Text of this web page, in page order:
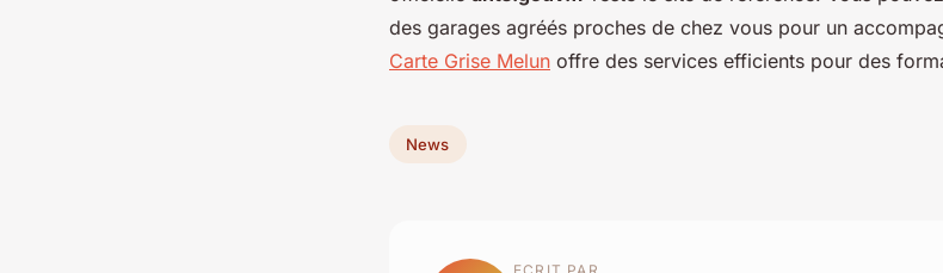
des garages agréés proches de chez vous pour un
Carte Grise Melun offre des services efficients pour des
News